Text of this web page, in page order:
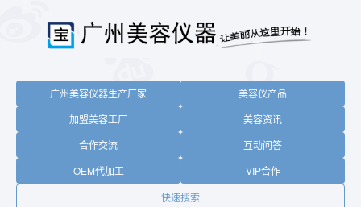
广州美容仪器生产厂家
美容仪产品
加盟美容工厂
美容资讯
合作交流
互动问答
OEM代加工
VIP合作
快速搜索